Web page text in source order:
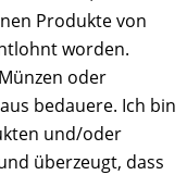
Produkte von
worden.
oder
bedauere. Ich bin
und/oder
überzeugt, dass